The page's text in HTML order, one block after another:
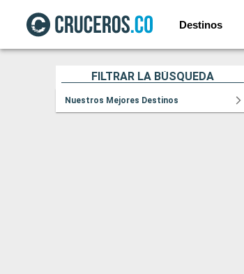
Destinos
FILTRAR LA BÚSQUEDA
Nuestros Mejores Destinos